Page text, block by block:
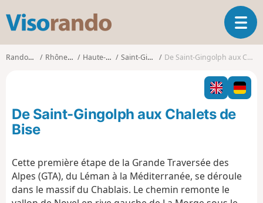
s
o
O
u
v
i
r
l
g
Randonnées Rhône-Alpes Haute-Savoie Saint-Gingolph De Saint-Gingolph aux Chalets de Bise
De Saint-Gingolph aux Chalets de
Bise
Cette première étape de la Grande Traversée des
Alpes (GTA), du Léman à la Méditerranée, se déroule
dans le massif du Chablais. Le chemin remonte le